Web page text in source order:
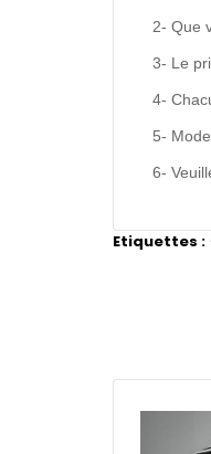
2- Que
3- Le
4-
5-
6-
Etiquettes :